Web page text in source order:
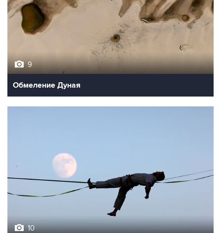
9
Обмеление Дуная
10